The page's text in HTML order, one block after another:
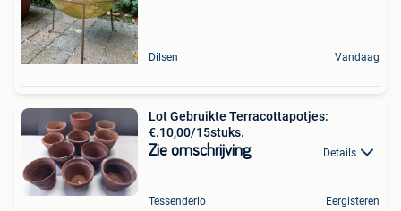
Dilsen Vandaag
Lot Gebruikte Terracottapotjes:
€.10,00/15stuks.
Zie omschrijving Details
Tessenderlo Eergisteren